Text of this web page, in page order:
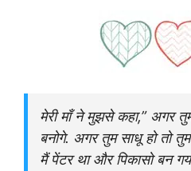
मेरी माँ ने मुझसे कहा,” अगर
बनोगे. अगर तुम साधू हो तो
मैं पेंटर था और पिकासो बन